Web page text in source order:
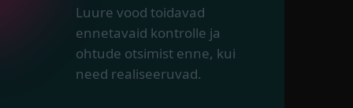
Luure vood toidavad
ennetavaid kontrolle ja
ohtude otsimist enne, kui
need realiseeruvad.